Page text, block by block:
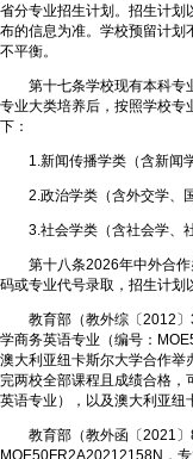
省分专业招生计划。招生计划
布的信息为准。学校预留计划
不平衡。
第十七条学校现有本科专
专业大类培养后，按照学校专
下：
1.新闻传播学类（含新闻学
2.政治学类（含外交学、国
3.社会学类（含社会学、社
第十八条2026年中外合作
码或专业代号录取，招生计划
教育部（教外综〔2012〕
学商务英语专业（编号：
澳大利亚纽卡斯尔大学合作
完两校全部课程且成绩合格，
英语专业），以及澳大利亚纽
教育部（教外函〔2021〕8
MOE50FR2A20212158N，